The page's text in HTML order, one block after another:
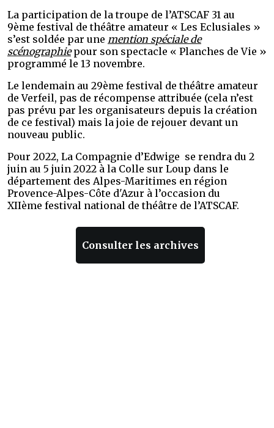
La participation de la troupe de l’ATSCAF 31 au
9ème festival de théâtre amateur « Les Eclusiales »
s’est soldée par une mention spéciale de
scénographiepour son spectacle « Planches de Vie »
programmé le 13 novembre.
Le lendemain au 29ème festival de théâtre amateur
de Verfeil, pas de récompense attribuée (cela n’est
pas prévu par les organisateurs depuis la création
de ce festival) mais la joie de rejouer devant un
nouveau public.
Pour 2022, La Compagnie d’Edwige se rendra du 2
juin au 5 juin 2022 à la Colle sur Loup dans le
département des Alpes-Maritimes en région
Provence-Alpes-Côte d'Azur à l’occasion du
XIIème festival national de théâtre de l’ATSCAF.
Consulter les archives